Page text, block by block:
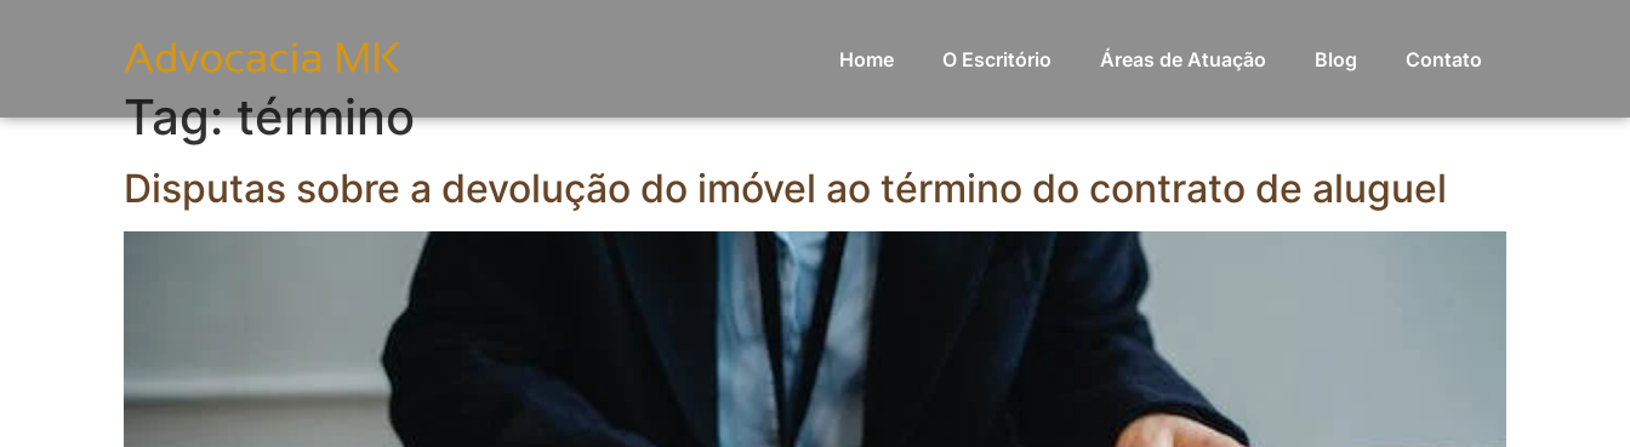
Home O Escritório Áreas de Atuação Blog Contato
Tag:término
Disputas sobre a devolução do imóvel ao término do contrato de aluguel